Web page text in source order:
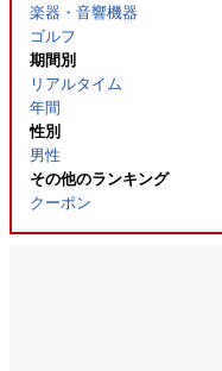
楽器・音響機器
ゴルフ
期間別
リアルタイム
年間
性別
男性
その他のランキング
クーポン